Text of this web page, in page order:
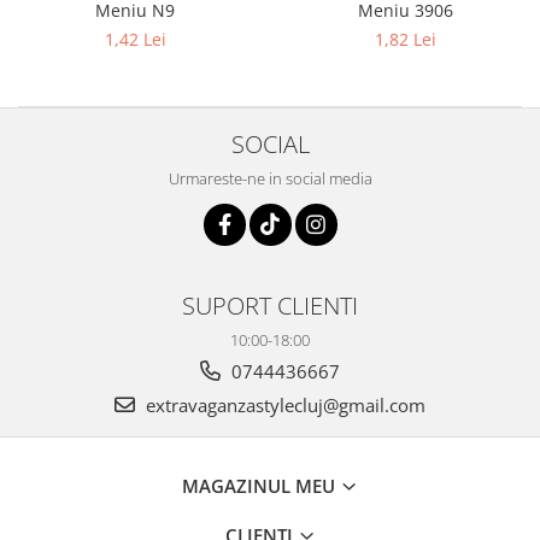
Meniu N9
1,42 Lei
Meniu 3906
1,82 Lei
SOCIAL
Urmareste-ne in social media
SUPORT CLIENTI
10:00-18:00
0744436667
extravaganzastylecluj@gmail.com
MAGAZINUL MEU